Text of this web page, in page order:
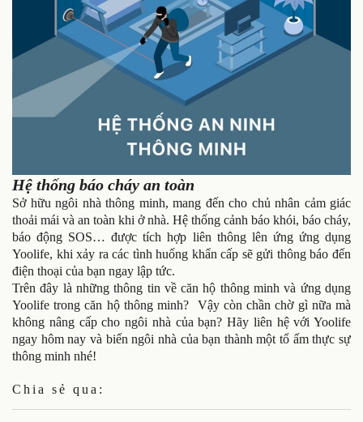
Hệ thống báo cháy an toàn
Sở hữu ngôi nhà thông minh, mang đến cho chủ nhân cảm giác
thoải mái và an toàn khi ở nhà. Hệ thống cảnh báo khói, báo cháy,
báo động SOS… được tích hợp liên thông lên ứng ứng dụng
Yoolife, khi xảy ra các tình huống khẩn cấp sẽ gửi thông báo đến
điện thoại của bạn ngay lập tức.
Trên đây là những thông tin về căn hộ thông minh và ứng dụng
Yoolife trong căn hộ thông minh? Vậy còn chần chờ gì nữa mà
không nâng cấp cho ngôi nhà của bạn? Hãy liên hệ với Yoolife
ngay hôm nay và biến ngôi nhà của bạn thành một tổ ấm thực sự
thông minh nhé!
Chia sẻ qua: